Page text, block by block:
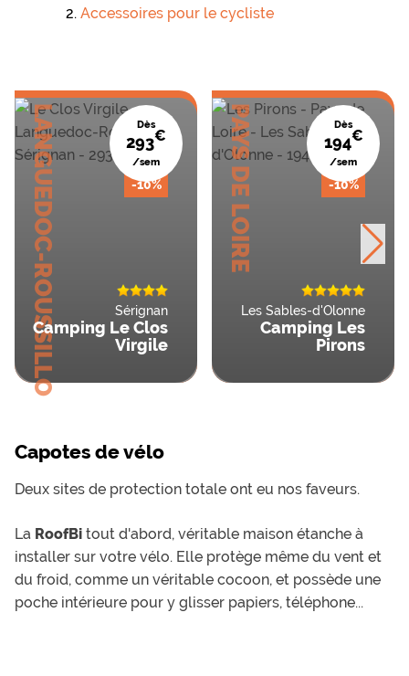
Accessoires pour le cycliste
LANGUEDOC-ROUSSILLON Dès
293€
/sem
-10%
Sérignan
Camping Le Clos
Virgile
PAYS DE LOIRE Dès
194€
/sem
-10%
Les Sables-d'Olonne
Camping Les
Pirons
Capotes de vélo
Deux sites de protection totale ont eu nos faveurs.
La RoofBi tout d'abord, véritable maison étanche à
installer sur votre vélo. Elle protège même du vent et
du froid, comme un véritable cocoon, et possède une
poche intérieure pour y glisser papiers, téléphone...